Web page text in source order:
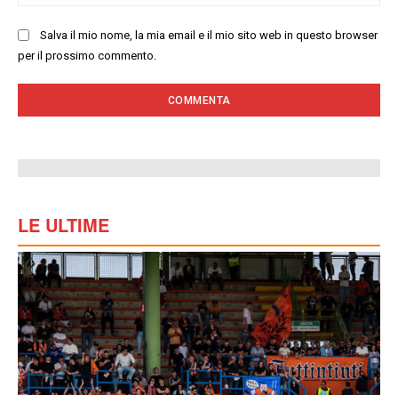
Salva il mio nome, la mia email e il mio sito web in questo browser
per il prossimo commento.
LE ULTIME